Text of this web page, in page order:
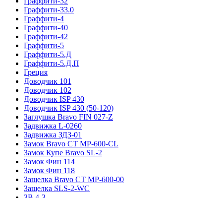
Граффити-33.0
Граффити-4
Граффити-40
Граффити-42
Граффити-5
Граффити-5.Д
Граффити-5.Д.П
Греция
Доводчик 101
Доводчик 102
Доводчик ISP 430
Доводчик ISP 430 (50-120)
Заглушка Bravo FIN 027-Z
Задвижка L-0260
Задвижка ЗДЗ-01
Замок Bravo СТ MP-600-CL
Замок Купе Bravo SL-2
Замок Фин 114
Замок Фин 118
Защелка Bravo СТ MP-600-00
Защелка SLS-2-WC